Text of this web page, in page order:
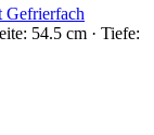
Gefrierfach
54.5 cm · Tiefe: